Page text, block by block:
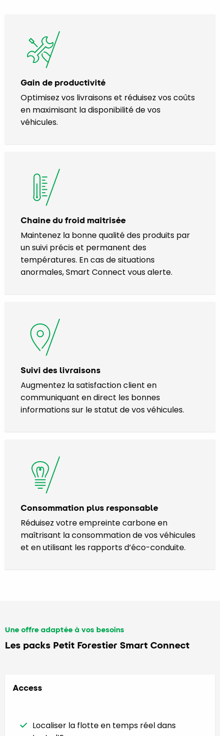
Gain de productivité
Optimisez vos livraisons et réduisez vos coûts
en maximisant la disponibilité de vos
véhicules.
Chaine du froid maîtrisée
Maintenez la bonne qualité des produits par
un suivi précis et permanent des
températures. En cas de situations
anormales, Smart Connect vous alerte.
Suivi des livraisons
Augmentez la satisfaction client en
communiquant en direct les bonnes
informations sur le statut de vos véhicules.
Consommation plus responsable
Réduisez votre empreinte carbone en
maîtrisant la consommation de vos véhicules
et en utilisant les rapports d’éco-conduite.
Une offre adaptée à vos besoins
Les packs Petit Forestier Smart Connect
Access
Localiser la flotte en temps réel dans